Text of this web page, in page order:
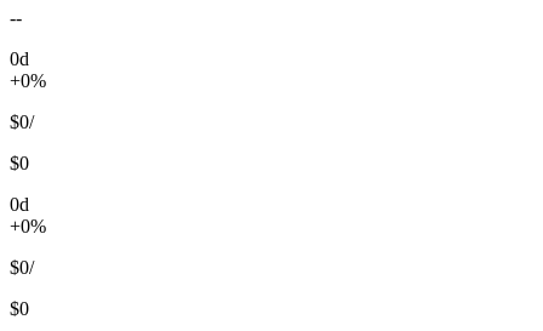
--
0d
+0%
$0/
$0
0d
+0%
$0/
$0